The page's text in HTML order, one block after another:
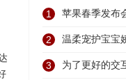
1 苹果春季发布
2 温柔宠护宝宝
3 为了更好的交